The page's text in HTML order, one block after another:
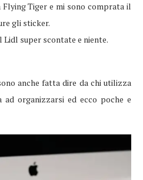
Tiger e mi sono comprata il
gli sticker.
Lidl super scontate e niente.
anche fatta dire da chi utilizza
ad organizzarsi ed ecco poche e